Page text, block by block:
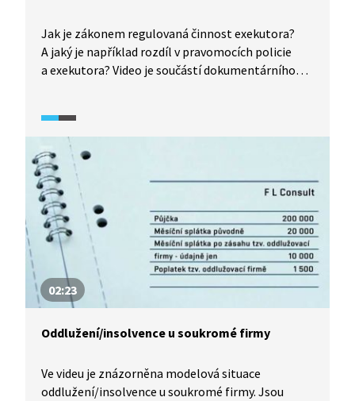
Jak je zákonem regulovaná činnost exekutora?
A jaký je například rozdíl v pravomocích policie
a exekutora? Video je součástí dokumentárního
a problematice oddlužení.
02:23
Oddlužení/insolvence u soukromé firmy
Ve videu je znázorněna modelová situace
oddlužení/insolvence u soukromé firmy. Jsou